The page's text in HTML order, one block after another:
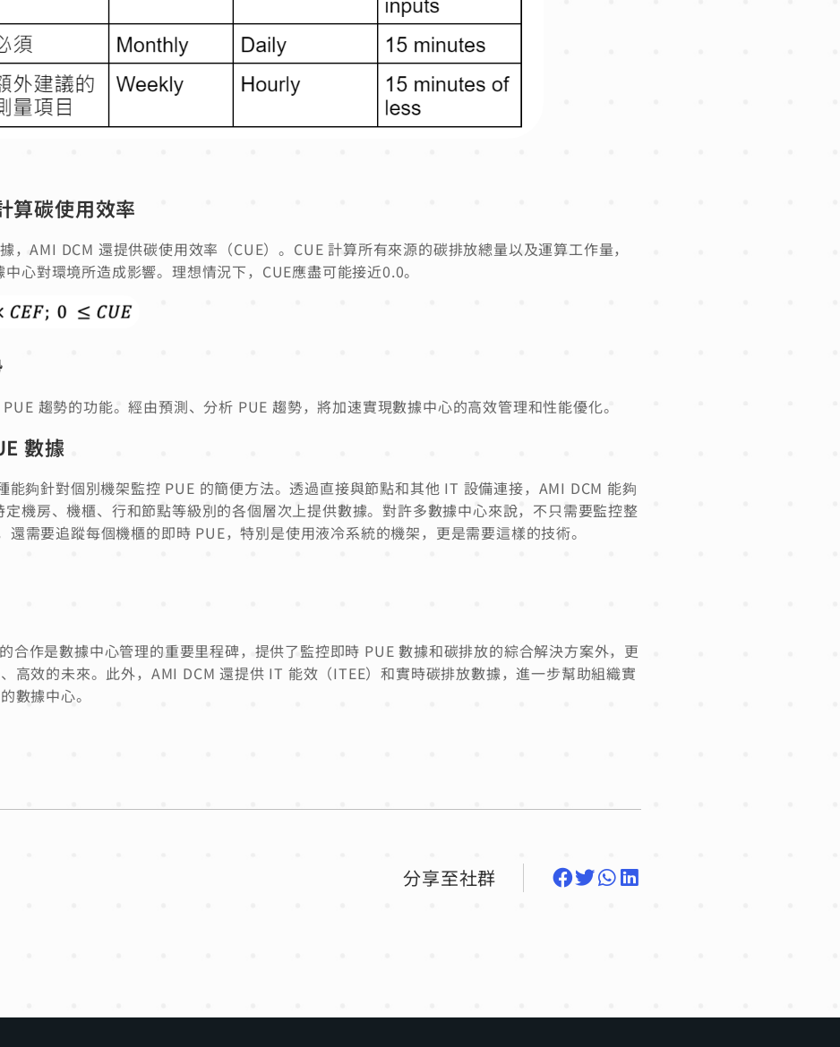
算碳使用效率
，AMI DCM 還提供碳使用效率（CUE）。CUE 計算所有來源的碳排放總量以及運算工作量，
心對環境所造成影響。理想情況下，CUE應盡可能接近0.0。
趨勢的功能。經由預測、分析 PUE 趨勢，將加速實現數據中心的高效管理和性能優化。
數據
能夠針對個別機架監控 PUE 的簡便方法。透過直接與節點和其他 IT 設備連接，AMI DCM 能夠
機房、機櫃、行和節點等級別的各個層次上提供數據。對許多數據中心來說，不只需要監控整
還需要追蹤每個機櫃的即時 PUE，特別是使用液冷系統的機架，更是需要這樣的技術。
合作是數據中心管理的重要里程碑，提供了監控即時 PUE 數據和碳排放的綜合解決方案外，更
高效的未來。此外，AMI DCM 還提供 IT 能效（ITEE）和實時碳排放數據，進一步幫助組織實
數據中心。
分享至社群